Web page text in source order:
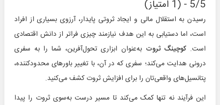
5/5 - (1 امتیاز)
رسیدن به استقلال مالی و ایجاد ثروتی پایدار، آرزوی بسیاری از افراد
است، اما دستیابی به این هدف نیازمند چیزی فراتر از دانش اقتصادی
است. کوچینگ ثروت به‌عنوان ابزاری تحول‌آفرین، شما را به سفری
درونی هدایت می‌کند؛ سفری که در آن، با تغییر باورهای محدودکننده،
پتانسیل‌های واقعی‌تان را برای افزایش ثروت کشف می‌کنید.
این فرآیند نه تنها کمک می‌کند تا مسیر درست به‌سوی ثروت را پیدا